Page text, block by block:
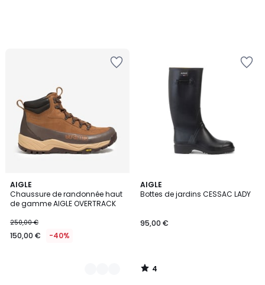
AIGLE
Chaussure de randonnée haut
de gamme AIGLE OVERTRACK
250,00 €
150,00 € -40%
2
Couleurs
AIGLE
Bottes de jardins CESSAC LADY
95,00 €
4
/
4
/